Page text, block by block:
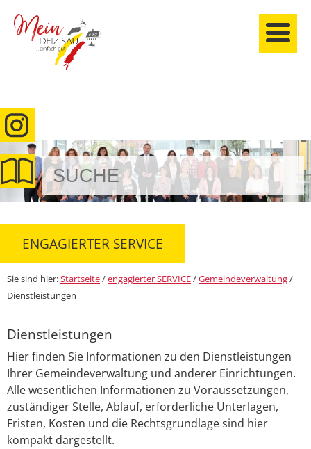
anmelden
ENGAGIERTER SERVICE
Sie sind hier:Startseite/engagierter SERVICE/Gemeindeverwaltung/
Dienstleistungen
Dienstleistungen
Hier finden Sie Informationen zu den Dienstleistungen
Ihrer Gemeindeverwaltung und anderer Einrichtungen.
Alle wesentlichen Informationen zu Voraussetzungen,
zuständiger Stelle, Ablauf, erforderliche Unterlagen,
Fristen, Kosten und die Rechtsgrundlage sind hier
kompakt dargestellt.